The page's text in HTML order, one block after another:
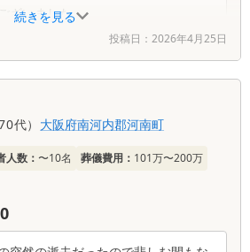
続きを見る
ざいました。
投稿日： 2026年4月25日
代） 大阪府南河内郡河南町
人数： 〜10名 葬儀費用： 101万〜200万